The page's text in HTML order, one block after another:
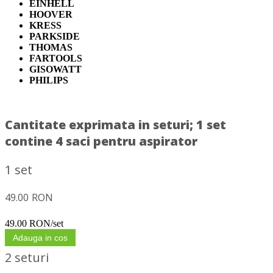
EINHELL
HOOVER
KRESS
PARKSIDE
THOMAS
FARTOOLS
GISOWATT
PHILIPS
Cantitate exprimata in seturi; 1 set
contine 4 saci pentru aspirator
1 set
49.00 RON
49.00 RON/set
Adauga in cos
2 seturi